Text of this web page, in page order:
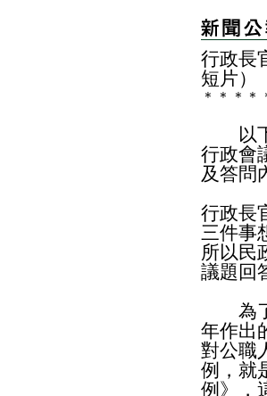
行政長
短片）
＊ ＊ ＊ ＊
以下
行政會
及答問
行政長
三件事
所以民
議題回
為了
年作出
對公職
例，就
例》，